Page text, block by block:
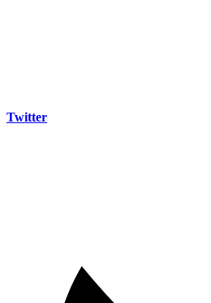
Twitter